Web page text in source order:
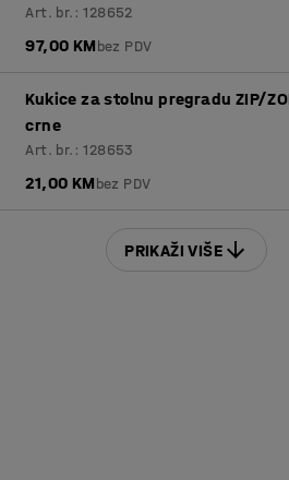
Art. br.: 128652
97,00 KMbez PDV
Kukice za stolnu pregradu ZIP/
crne
Art. br.: 128653
21,00 KMbez PDV
PRIKAŽI VIŠE